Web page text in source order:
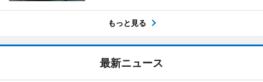
もっと見る
最新ニュース